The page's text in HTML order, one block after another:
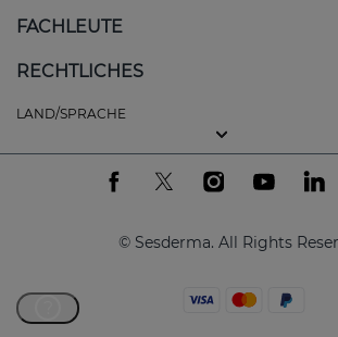
FACHLEUTE
RECHTLICHES
LAND/SPRACHE
© Sesderma. All Rights